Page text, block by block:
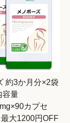
約3か月分×2袋
容量
カプセ
大1200円OFF